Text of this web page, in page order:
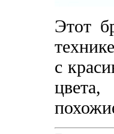
Этот
с
цвета,